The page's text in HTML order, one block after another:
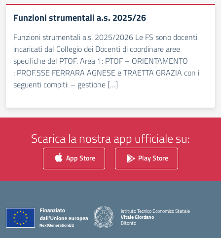
Funzioni strumentali a.s. 2025/26
Funzioni strumentali a.s. 2025/2026 Le FS sono docenti
incaricati dal Collegio dei Docenti di coordinare aree
specifiche del PTOF. Area 1: PTOF – ORIENTAMENTO
: PROF.SSE FERRARA AGNESE e TRAETTA GRAZIA con i
seguenti compiti: – gestione […]
Scarica la nostra app ufficiale su:
App Store Play Store
Istituto Tecnico Economico Statale
Vitale Giordano
Bitonto